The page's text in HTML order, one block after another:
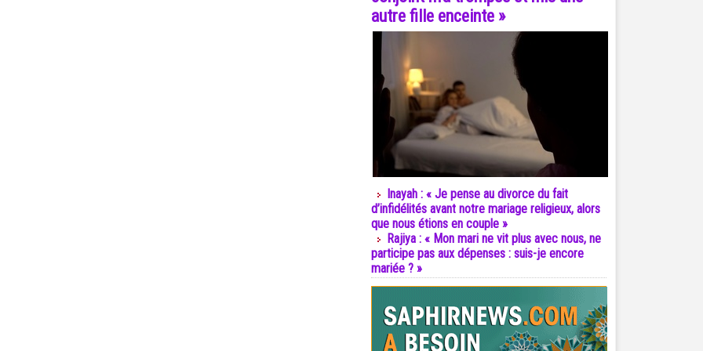
autre fille enceinte »
Inayah : « Je pense au divorce du fait
d’infidélités avant notre mariage religieux, alors
que nous étions en couple »
Rajiya : « Mon mari ne vit plus avec nous, ne
participe pas aux dépenses : suis-je encore
mariée ? »